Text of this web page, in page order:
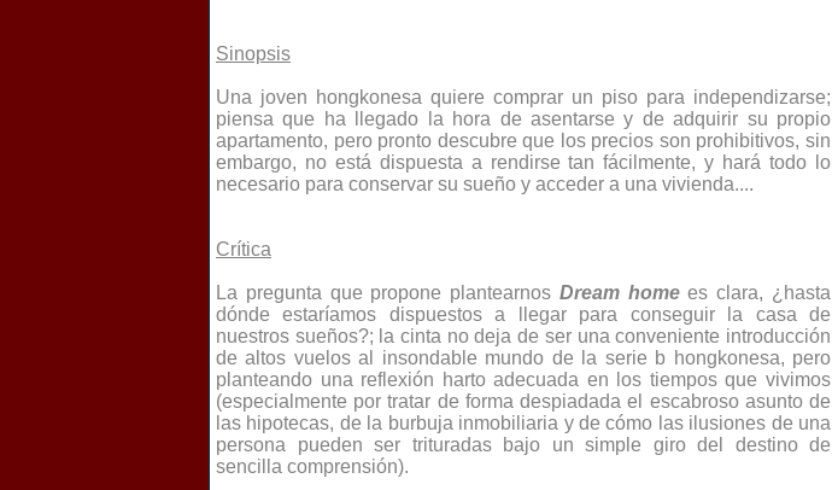
Sinopsis
Una joven hongkonesa quiere comprar un piso para independizarse;
piensa que ha llegado la hora de asentarse y de adquirir su propio
apartamento, pero pronto descubre que los precios son prohibitivos, sin
embargo, no está dispuesta a rendirse tan fácilmente, y hará todo lo
necesario para conservar su sueño y acceder a una vivienda....
Crítica
La pregunta que propone plantearnos Dream homees clara, ¿hasta
dónde estaríamos dispuestos a llegar para conseguir la casa de
nuestros sueños?; la cinta no deja de ser una conveniente introducción
de altos vuelos al insondable mundo de la serie b hongkonesa, pero
planteando una reflexión harto adecuada en los tiempos que vivimos
(especialmente por tratar de forma despiadada el escabroso asunto de
las hipotecas, de la burbuja inmobiliaria y de cómo las ilusiones de una
persona pueden ser trituradas bajo un simple giro del destino de
sencilla comprensión).